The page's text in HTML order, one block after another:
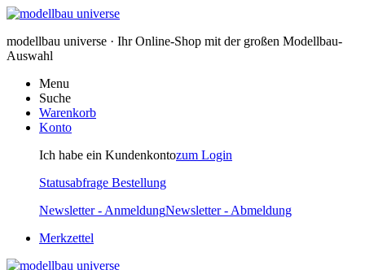
modellbau universe · Ihr Online-Shop mit der großen Modellbau-
Auswahl
Menu
Suche
Warenkorb
Konto
Ich habe ein Kundenkontozum Login
Statusabfrage Bestellung
Newsletter - AnmeldungNewsletter - Abmeldung
Merkzettel